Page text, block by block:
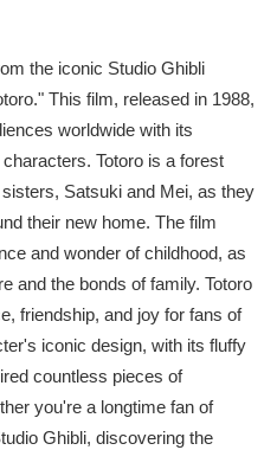
the iconic Studio Ghibli
This film, released in 1988,
worldwide with its
Totoro is a forest
Satsuki and Mei, as they
their new home. The film
and wonder of childhood, as
and the bonds of family. Totoro
friendship, and joy for fans of
iconic design, with its fluffy
countless pieces of
you're a longtime fan of
Ghibli, discovering the